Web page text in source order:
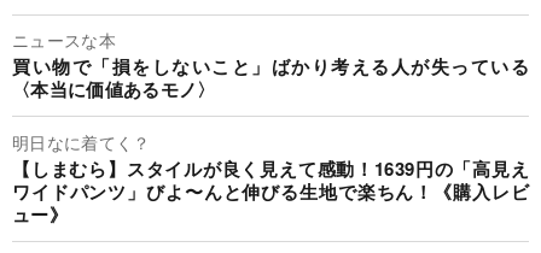
ニュースな本
買い物で「損をしないこと」ばかり考える人が失っている
〈本当に価値あるモノ〉
明日なに着てく？
【しまむら】スタイルが良く見えて感動！1639円の「高見え
ワイドパンツ」びよ〜んと伸びる生地で楽ちん！《購入レビ
ュー》